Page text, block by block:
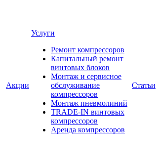
Акции
Услуги
Ремонт компрессоров
Капитальный ремонт
винтовых блоков
Монтаж и сервисное
обслуживание
компрессоров
Монтаж пневмолиний
TRADE-IN винтовых
компрессоров
Аренда компрессоров
Статьи